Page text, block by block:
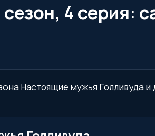
4 серия:
Настоящие мужья Голливуда